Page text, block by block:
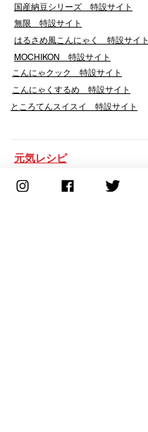
国産納豆シリーズ 特設サイト
無限 特設サイト
はるさめ風こんにゃく 特設サイト
​MOCHIKON 特設サイト
こんにゃクック 特設サイト
こんにゃくするめ 特設サイト
​ところてんスイスイ 特設サイト
​元気レシピ
会社案内